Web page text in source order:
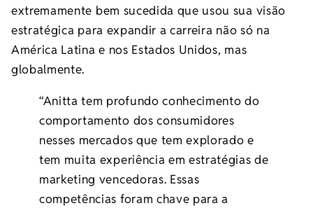
extremamente bem sucedida que usou sua visão
estratégica para expandir a carreira não só na
América Latina e nos Estados Unidos, mas
globalmente.
“Anitta tem profundo conhecimento do
comportamento dos consumidores
nesses mercados que tem explorado e
tem muita experiência em estratégias de
marketing vencedoras. Essas
competências foram chave para a